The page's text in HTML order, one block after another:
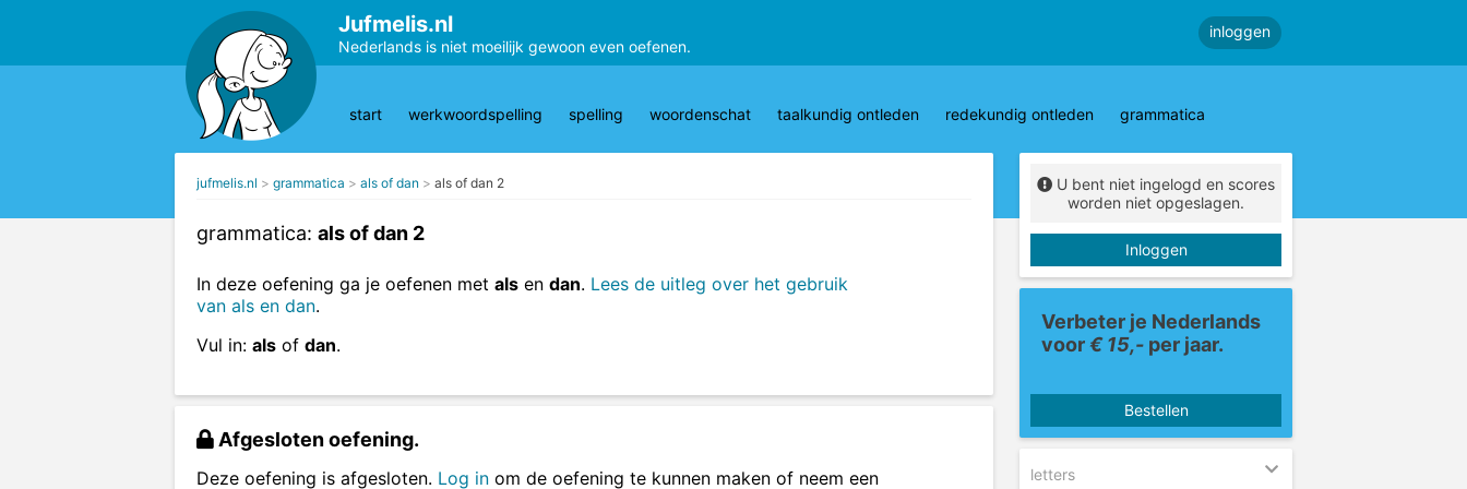
Jufmelis.nl
Nederlands is niet moeilijk gewoon even oefenen.
inloggen
start werkwoordspelling spelling woordenschat taalkundig ontleden redekundig ontleden grammatica
jufmelis.nl grammatica als of dan als of dan 2
grammatica: als of dan 2
In deze oefening ga je oefenen met als en dan. Lees de uitleg over het gebruik
van als en dan.
Vul in: als of dan.
Afgesloten oefening.
Deze oefening is afgesloten. Log in om de oefening te kunnen maken of neem een
U bent niet ingelogd en scores
worden niet opgeslagen.
Inloggen
Verbeter je Nederlands
voor€ 15,- per jaar.
Bestellen
letters